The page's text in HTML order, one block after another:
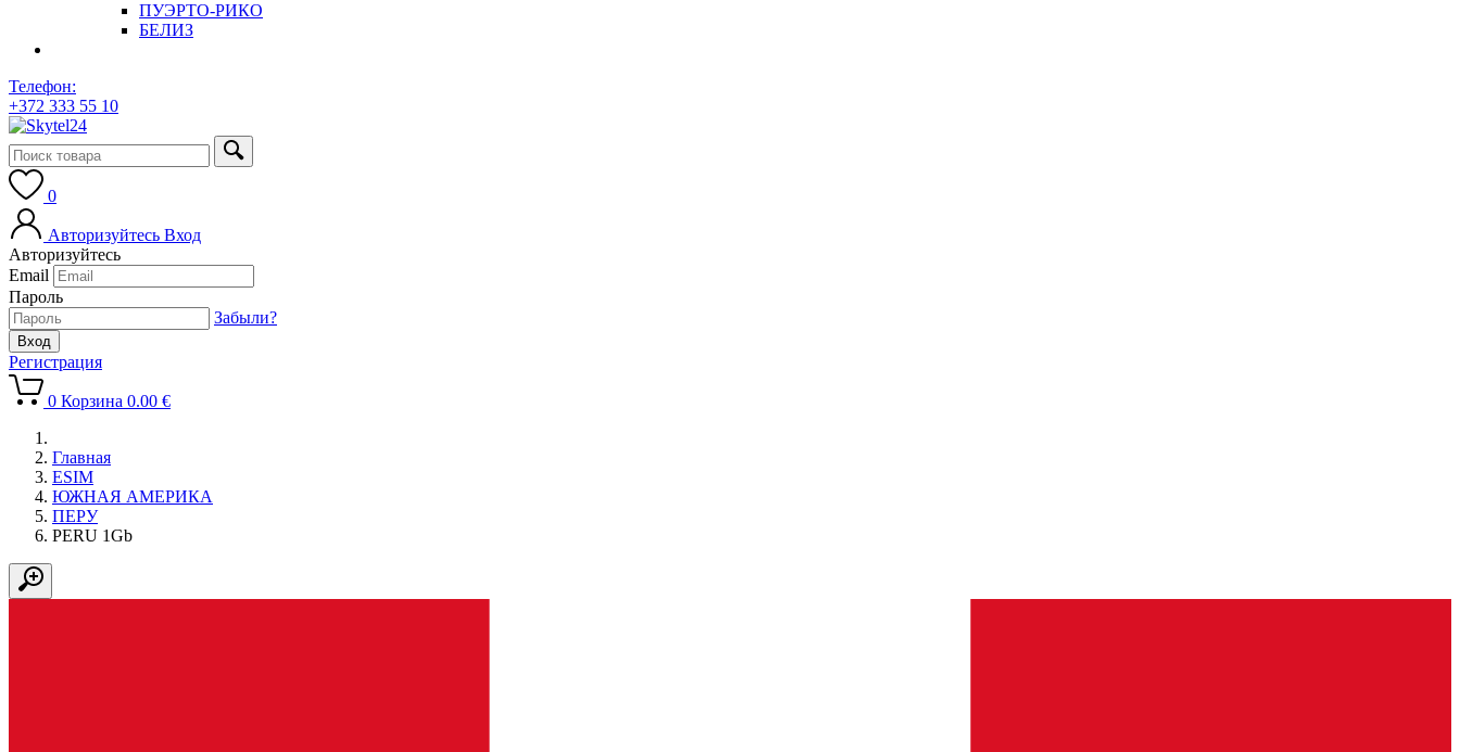
ПУЭРТО-РИКО
БЕЛИЗ
Телефон:
+372 333 55 10
0
Авторизуйтесь Вход
Авторизуйтесь
Email
Пароль
Забыли?
Регистрация
0 Корзина 0.00 €
Главная
ESIM
ЮЖНАЯ АМЕРИКА
ПЕРУ
PERU 1Gb